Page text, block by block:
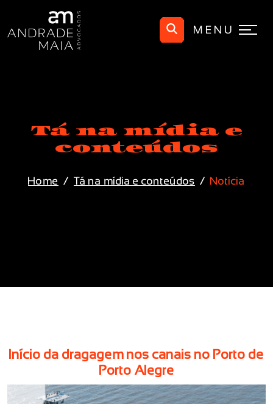
MENU
Tá na mídia e
conteúdos
Home Tá na mídia e conteúdos Notícia
Início da dragagem nos canais no Porto de
Porto Alegre